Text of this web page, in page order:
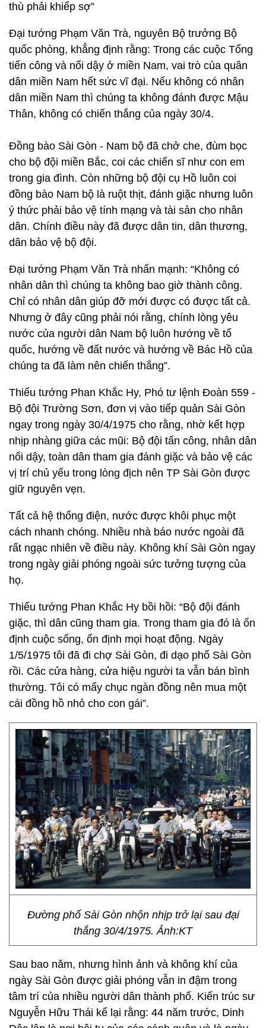
thù phải khiếp sợ”
Đại tướng Phạm Văn Trà, nguyên Bộ trưởng Bộ
quốc phòng, khẳng định rằng: Trong các cuộc Tổng
tiến công và nổi dậy ở miền Nam, vai trò của quân
dân miền Nam hết sức vĩ đại. Nếu không có nhân
dân miền Nam thì chúng ta không đánh được Mậu
Thân, không có chiến thắng của ngày 30/4.
Đồng bào Sài Gòn - Nam bộ đã chở che, đùm bọc
cho bộ đội miền Bắc, coi các chiến sĩ như con em
trong gia đình. Còn những bộ đội cụ Hồ luôn coi
đồng bào Nam bộ là ruột thịt, đánh giặc nhưng luôn
ý thức phải bảo vệ tính mạng và tài sản cho nhân
dân. Chính điều này đã được dân tin, dân thương,
dân bảo vệ bộ đội.
Đại tướng Phạm Văn Trà nhấn mạnh: “Không có
nhân dân thì chúng ta không bao giờ thành công.
Chỉ có nhân dân giúp đỡ mới được có được tất cả.
Nhưng ở đây cũng phải nói rằng, chính lòng yêu
nước của người dân Nam bộ luôn hướng về tổ
quốc, hướng về đất nước và hướng về Bác Hồ của
chúng ta đã làm nên chiến thắng”.
Thiếu tướng Phan Khắc Hy, Phó tư lệnh Đoàn 559 -
Bộ đội Trường Sơn, đơn vị vào tiếp quản Sài Gòn
ngay trong ngày 30/4/1975 cho rằng, nhờ kết hợp
nhịp nhàng giữa các mũi: Bộ đội tấn công, nhân dân
nổi dậy, toàn dân tham gia đánh giặc và bảo vệ các
vị trí chủ yếu trong lòng địch nên TP Sài Gòn được
giữ nguyên vẹn.
Tất cả hệ thống điện, nước được khôi phục một
cách nhanh chóng. Nhiều nhà báo nước ngoài đã
rất ngạc nhiên về điều này. Không khí Sài Gòn ngay
trong ngày giải phóng ngoài sức tưởng tượng của
họ.
Thiếu tướng Phan Khắc Hy bồi hồi: “Bộ đội đánh
giặc, thì dân cũng tham gia. Trong tham gia đó là ổn
định cuộc sống, ổn định mọi hoạt động. Ngày
1/5/1975 tôi đã đi chợ Sài Gòn, đi dạo phố Sài Gòn
rồi. Các cửa hàng, cửa hiệu người ta vẫn bán bình
thường. Tôi có mấy chục ngàn đồng nên mua một
cái đồng hồ nhỏ cho con gái”.
Đường phố Sài Gòn nhộn nhịp trở lại sau đại
thắng 30/4/1975. Ảnh:KT
Sau bao năm, nhưng hình ảnh và không khí của
ngày Sài Gòn được giải phóng vẫn in đậm trong
tâm trí của nhiều người dân thành phố. Kiến trúc sư
Nguyễn Hữu Thái kể lại rằng: 44 năm trước, Dinh